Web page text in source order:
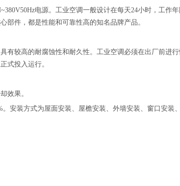
电源。工业空调一般设计在每天24小时，工作
部件，都是性能和可靠性高的知名品牌产品。
有较高的耐腐蚀性和耐久性。工业空调必须在出厂前进
式投入运行。
效果。
安装方式为屋面安装、屋檐安装、外墙安装、窗口安装